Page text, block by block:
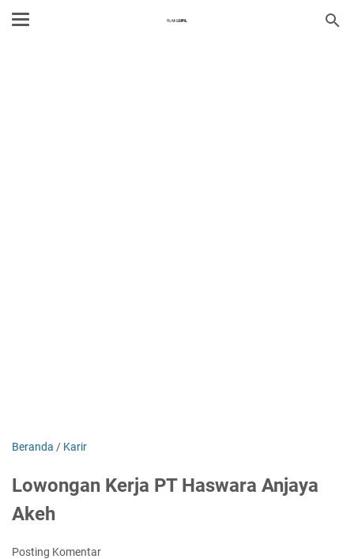
Beranda / Karir
Lowongan Kerja PT Haswara Anjaya
Akeh
Posting Komentar